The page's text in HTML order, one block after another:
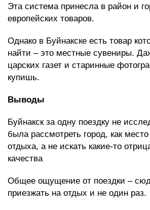
Эта система принесла в район и
европейских товаров.
Однако в Буйнакске есть товар
найти – это местные сувениры.
царских газет и старинные
купишь.
Выводы
Буйнакск за одну поездку не
была рассмотреть город, как место
отдыха, а не искать какие-то
качества
Общее ощущение от поездки –
приезжать на отдых и не один раз.